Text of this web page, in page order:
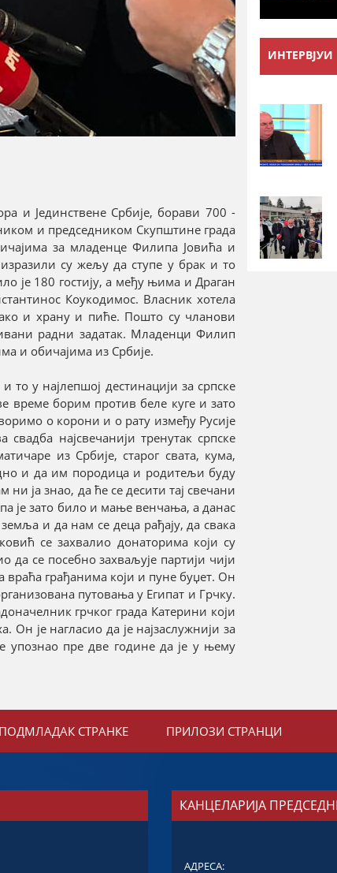
и Јединствене Србије, борави 700 -
и председником Скупштине града
за младенце Филипа Јовића и
су жељу да ступе у брак и то
је 180 гостију, а међу њима и Драган
Коукодимос. Власник хотела
и храну и пиће. Пошто су чланови
радни задатак. Младенци Филип
и обичајима из Србије.
у најлепшој дестинацији за српске
време борим против беле куге и зато
о корони и о рату између Русије
најсвечанији тренутак српске
из Србије, старог свата, кума,
и да им породица и родитељи буду
ја знао, да ће се десити тај свечани
је зато било и мање венчања, а данас
и да нам се деца рађају, да свака
се захвалио донаторима који су
да се посебно захваљује партији чији
враћа грађанима који и пуне буџет. Он
путовања у Египат и Грчку.
грчког града Катерини који
је нагласио да је најзаслужнији за
упознао пре две године да је у њему
ИНТЕРВЈУИ
ПОДМЛАДАК СТРАНКЕ ПРИЛОЗИ СТРАНЦИ
КАНЦЕЛАРИЈА
АДРЕСА: